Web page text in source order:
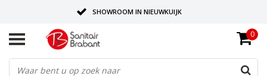
SHOWROOM IN NIEUWKUIJK
BEZORGING OP AFSPRAAK
LEVERING EN REALISATIE ONDER EEN DAK!
0